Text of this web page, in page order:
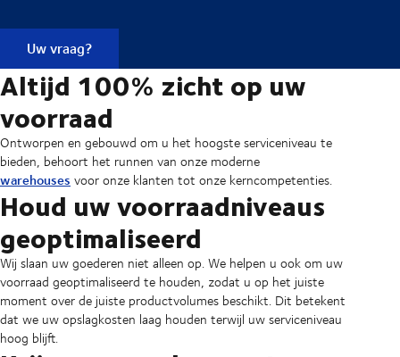
Uw vraag?
Altijd 100% zicht op uw
voorraad
Ontworpen en gebouwd om u het hoogste serviceniveau te
bieden, behoort het runnen van onze moderne
warehouses voor onze klanten tot onze kerncompetenties.
Houd uw voorraadniveaus
geoptimaliseerd
Wij slaan uw goederen niet alleen op. We helpen u ook om uw
voorraad geoptimaliseerd te houden, zodat u op het juiste
moment over de juiste productvolumes beschikt. Dit betekent
dat we uw opslagkosten laag houden terwijl uw serviceniveau
hoog blijft.